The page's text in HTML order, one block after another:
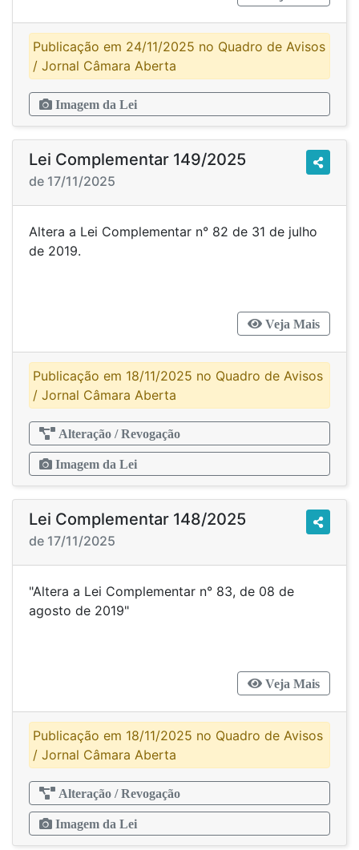
Publicação em 24/11/2025 no Quadro de Avisos
/ Jornal Câmara Aberta
Imagem da Lei
Lei Complementar 149/2025
de 17/11/2025
Altera a Lei Complementar n° 82 de 31 de julho
de 2019.
Veja Mais
Publicação em 18/11/2025 no Quadro de Avisos
/ Jornal Câmara Aberta
Alteração / Revogação
Imagem da Lei
Lei Complementar 148/2025
de 17/11/2025
"Altera a Lei Complementar n° 83, de 08 de
agosto de 2019"
Veja Mais
Publicação em 18/11/2025 no Quadro de Avisos
/ Jornal Câmara Aberta
Alteração / Revogação
Imagem da Lei